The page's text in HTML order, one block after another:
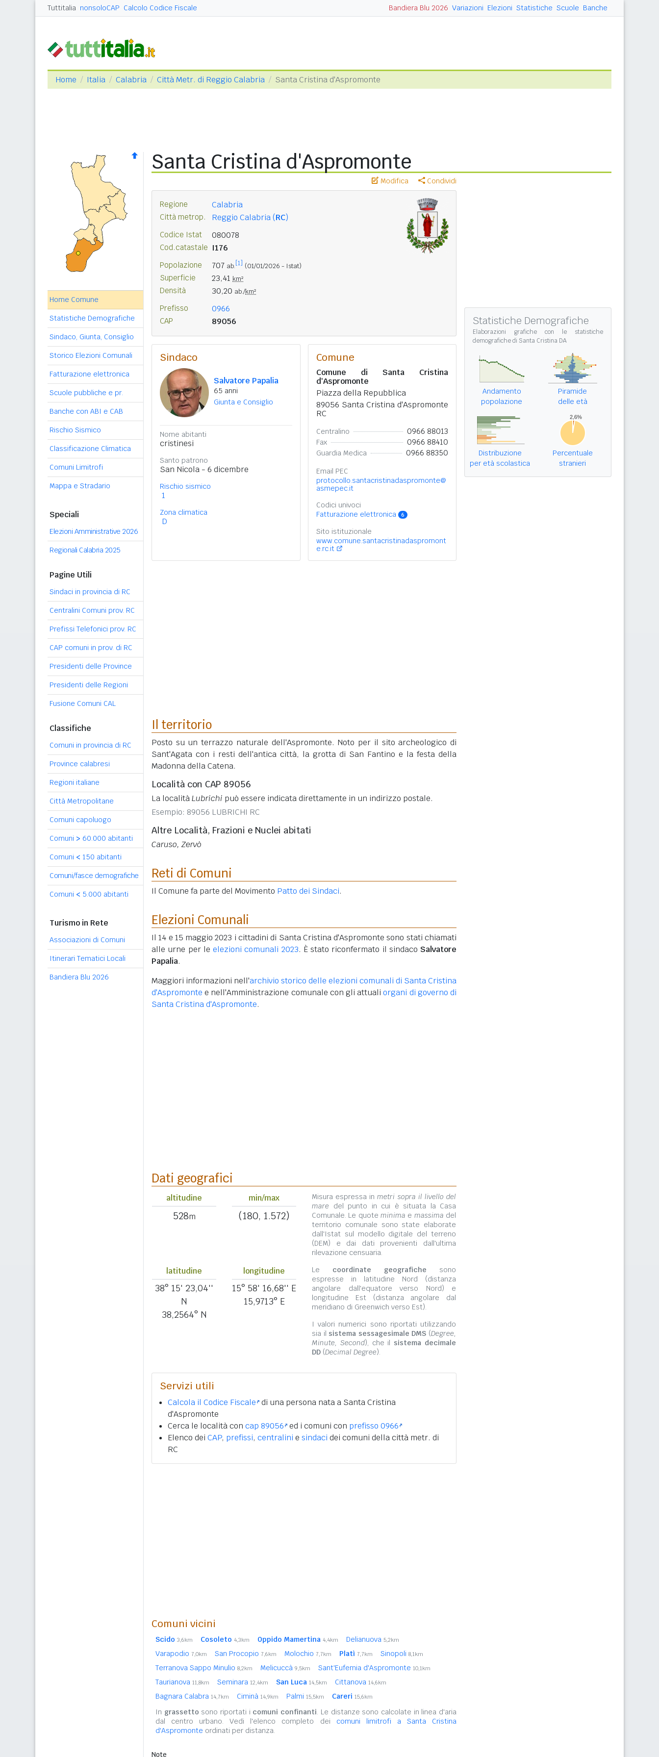
Tuttitalia nonsoloCAP Calcolo Codice Fiscale Bandiera Blu 2026 Variazioni Elezioni Statistiche Scuole Banche
Home Italia Calabria Città Metr. di Reggio Calabria Santa Cristina d'Aspromonte
Home Comune
Statistiche Demografiche
Sindaco, Giunta, Consiglio
Storico Elezioni Comunali
Fatturazione elettronica
Scuole pubbliche e pr.
Banche con ABI e CAB
Rischio Sismico
Classificazione Climatica
Comuni Limitrofi
Mappa e Stradario
Speciali
Elezioni Amministrative 2026
Regionali Calabria 2025
Pagine Utili
Sindaci in provincia di RC
Centralini Comuni prov. RC
Prefissi Telefonici prov. RC
CAP comuni in prov. di RC
Presidenti delle Province
Presidenti delle Regioni
Fusione Comuni CAL
Classifiche
Comuni in provincia di RC
Province calabresi
Regioni italiane
Città Metropolitane
Comuni capoluogo
Comuni > 60.000 abitanti
Comuni < 150 abitanti
Comuni/fasce demografiche
Comuni < 5.000 abitanti
Turismo in Rete
Associazioni di Comuni
Itinerari Tematici Locali
Bandiera Blu 2026
Santa Cristina d'Aspromonte
Modifica Condividi
Regione Calabria
Città metrop. Reggio Calabria (RC)
Codice Istat 080078
Cod.catastale I176
Popolazione 707 ab. [1] (01/01/2026 - Istat)
Superficie 23,41 km²
Densità 30,20 ab./km²
Prefisso 0966
CAP 89056
Sindaco
Salvatore Papalia
65 anni
Giunta e Consiglio
Nome abitanti
cristinesi
Santo patrono
San Nicola - 6 dicembre
Rischio sismico
1
Zona climatica
D
Comune
Comune di Santa Cristina
d'Aspromonte
Piazza della Repubblica
89056 Santa Cristina d'Aspromonte
RC
Centralino 0966 88013
Fax 0966 88410
Guardia Medica 0966 88350
Email PEC
protocollo.santacristinadaspromonte@
asmepec.it
Codici univoci
Fatturazione elettronica
6
Sito istituzionale
www.comune.santacristinadaspromont
e.rc.it
Il territorio
Posto su un terrazzo naturale dell'Aspromonte. Noto per il sito archeologico di
Sant'Agata con i resti dell'antica città, la grotta di San Fantino e la festa della
Madonna della Catena.
Località con CAP 89056
La localitàLubrichi può essere indicata direttamente in un indirizzo postale.
Esempio: 89056 LUBRICHI RC
Altre Località, Frazioni e Nuclei abitati
Caruso, Zervò
Reti di Comuni
Il Comune fa parte del Movimento Patto dei Sindaci.
Elezioni Comunali
Il 14 e 15 maggio 2023 i cittadini di Santa Cristina d'Aspromonte sono stati chiamati
alle urne per le elezioni comunali 2023. È stato riconfermato il sindaco Salvatore
Papalia.
Maggiori informazioni nell'archivio storico delle elezioni comunali di Santa Cristina
d'Aspromonte e nell'Amministrazione comunale con gli attualiorgani di governo di
Santa Cristina d'Aspromonte.
Dati geografici
altitudine
528m
min/max
(180, 1.572)
Misura espressa inmetri sopra il livello del
mare del punto in cui è situata la Casa
Comunale. Le quote minima e massima del
territorio comunale sono state elaborate
dall'Istat sul modello digitale del terreno
(DEM) e dai dati provenienti dall'ultima
rilevazione censuaria.
latitudine
38° 15' 23,04''
N
38,2564° N
longitudine
15° 58' 16,68'' E
15,9713° E
Le coordinate geografiche sono
espresse in latitudine Nord (distanza
angolare dall'equatore verso Nord) e
longitudine Est (distanza angolare dal
meridiano di Greenwich verso Est).
I valori numerici sono riportati utilizzando
sia il sistema sessagesimale DMS (Degree,
Minute, Second), che il sistema decimale
DD (Decimal Degree).
Servizi utili
Calcola il Codice Fiscale di una persona nata a Santa Cristina
d'Aspromonte
Cerca le località con cap 89056 ed i comuni con prefisso 0966
Elenco dei CAP, prefissi, centralini e sindaci dei comuni della città metr. di
RC
Comuni vicini
Scido 3,6km Cosoleto 4,3km Oppido Mamertina 4,4km Delianuova 5,2km
Varapodio 7,0km San Procopio 7,6km Molochio 7,7km Platì 7,7km Sinopoli 8,1km
Terranova Sappo Minulio 8,2km Melicuccà 9,5km Sant'Eufemia d'Aspromonte 10,1km
Taurianova 11,8km Seminara 12,4km San Luca 14,5km Cittanova 14,6km
Bagnara Calabra 14,7km Ciminà 14,9km Palmi 15,5km Careri 15,6km
In grassetto sono riportati i comuni confinanti. Le distanze sono calcolate in linea d'aria
dal centro urbano. Vedi l'elenco completo dei comuni limitrofi a Santa Cristina
d'Aspromonte ordinati per distanza.
Note
Statistiche Demografiche
Elaborazioni grafiche con le statistiche
demografiche di Santa Cristina DA
Andamento
popolazione
Piramide
delle età
Distribuzione
per età scolastica
Percentuale
stranieri